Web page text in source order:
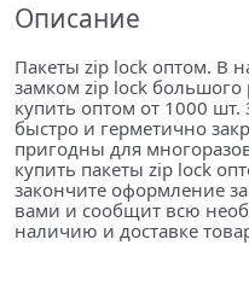
Описание
Пакеты zip lock оптом. В
замком zip lock
купить оптом от 1000 шт.
быстро и герметично
пригодны для
купить пакеты zip lock
закончите оформление
вами и сообщит всю
наличию и доставке